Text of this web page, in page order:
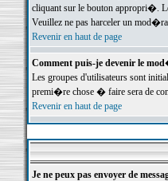
cliquant sur le bouton appropri�.
Veuillez ne pas harceler un
Revenir en haut de page
Comment puis-je devenir le
Les groupes d'utilisateurs sont
premi�re chose � faire sera de
Revenir en haut de page
Je ne peux pas envoyer de